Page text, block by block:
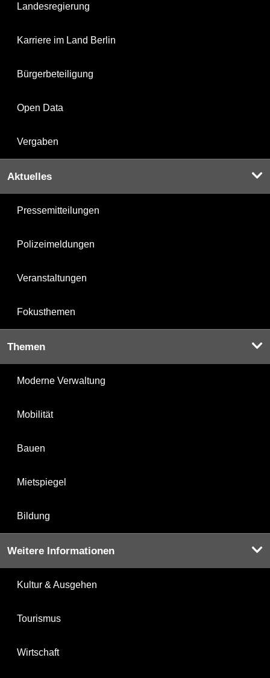
Landesregierung
Karriere im Land Berlin
Bürgerbeteiligung
Open Data
Vergaben
Aktuelles
Pressemitteilungen
Polizeimeldungen
Veranstaltungen
Fokusthemen
Themen
Moderne Verwaltung
Mobilität
Bauen
Mietspiegel
Bildung
Weitere Informationen
Kultur & Ausgehen
Tourismus
Wirtschaft